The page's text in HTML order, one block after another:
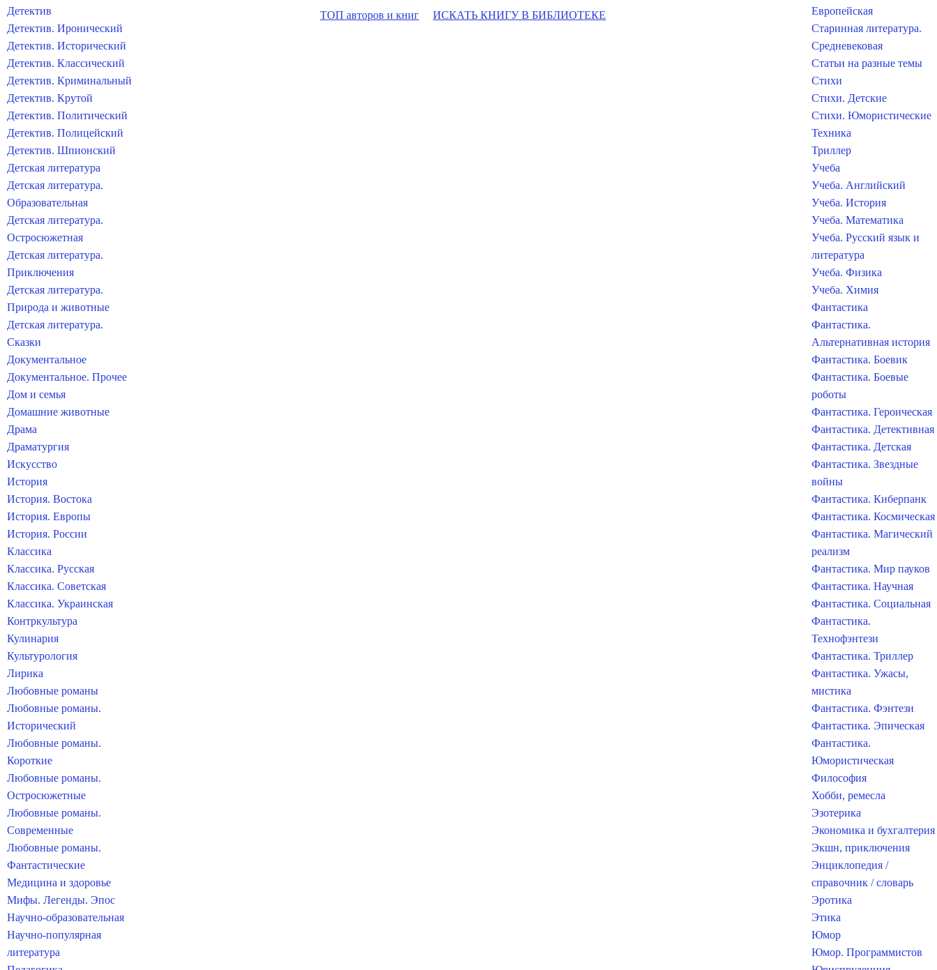
ТОП авторов и книг ИСКАТЬ КНИГУ В БИБЛИОТЕКЕ
Детектив
Детектив. Иронический
Детектив. Исторический
Детектив. Классический
Детектив. Криминальный
Детектив. Крутой
Детектив. Политический
Детектив. Полицейский
Детектив. Шпионский
Детская литература
Детская литература.
Образовательная
Детская литература.
Остросюжетная
Детская литература.
Приключения
Детская литература.
Природа и животные
Детская литература.
Сказки
Документальное
Документальное. Прочее
Дом и семья
Домашние животные
Драма
Драматургия
Искусство
История
История. Востока
История. Европы
История. России
Классика
Классика. Русская
Классика. Советская
Классика. Украинская
Контркультура
Кулинария
Культурология
Лирика
Любовные романы
Любовные романы.
Исторический
Любовные романы.
Короткие
Любовные романы.
Остросюжетные
Любовные романы.
Современные
Любовные романы.
Фантастические
Медицина и здоровье
Мифы. Легенды. Эпос
Научно-образовательная
Научно-популярная
литература
Европейская
Старинная литература.
Средневековая
Статьи на разные темы
Стихи
Стихи. Детские
Стихи. Юмористические
Техника
Триллер
Учеба
Учеба. Английский
Учеба. История
Учеба. Математика
Учеба. Русский язык и
литература
Учеба. Физика
Учеба. Химия
Фантастика
Фантастика.
Альтернативная история
Фантастика. Боевик
Фантастика. Боевые
роботы
Фантастика. Героическая
Фантастика. Детективная
Фантастика. Детская
Фантастика. Звездные
войны
Фантастика. Киберпанк
Фантастика. Космическая
Фантастика. Магический
реализм
Фантастика. Мир пауков
Фантастика. Научная
Фантастика. Социальная
Фантастика.
Технофэнтези
Фантастика. Триллер
Фантастика. Ужасы,
мистика
Фантастика. Фэнтези
Фантастика. Эпическая
Фантастика.
Юмористическая
Философия
Хобби, ремесла
Эзотерика
Экономика и бухгалтерия
Экшн, приключения
Энциклопедия /
справочник / словарь
Эротика
Этика
Юмор
Юмор. Программистов